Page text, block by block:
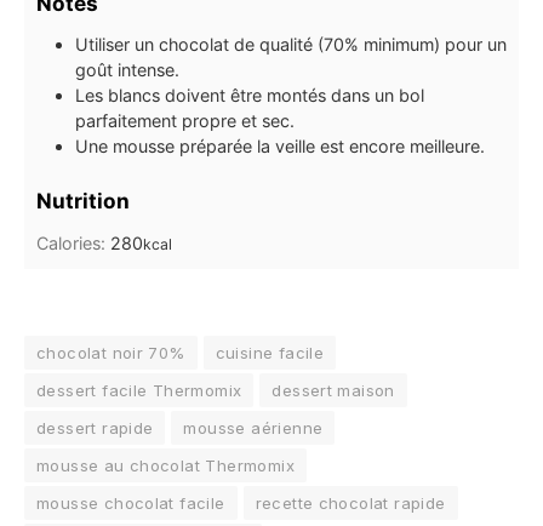
Utiliser un chocolat de qualité (70% minimum) pour un
goût intense.
Les blancs doivent être montés dans un bol
parfaitement propre et sec.
Une mousse préparée la veille est encore meilleure.
Nutrition
Calories: 280kcal
chocolat noir 70%
cuisine facile
dessert facile Thermomix
dessert maison
dessert rapide
mousse aérienne
mousse au chocolat Thermomix
mousse chocolat facile
recette chocolat rapide